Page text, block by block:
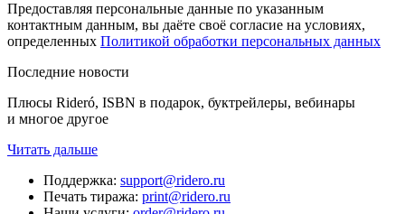
Предоставляя персональные данные по указанным
контактным данным, вы даёте своё согласие на условиях,
определенных Политикой обработки персональных данных
Последние новости
Плюсы Rideró, ISBN в подарок, буктрейлеры, вебинары
и многое другое
Читать дальше
Поддержка: support@ridero.ru
Печать тиража: print@ridero.ru